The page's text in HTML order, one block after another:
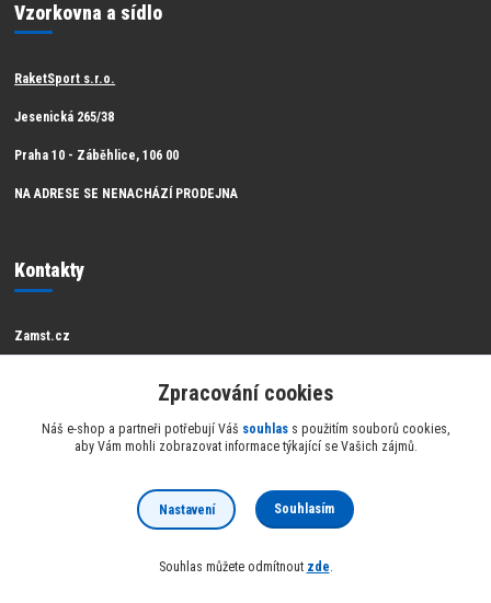
Vzorkovna a sídlo
RaketSport s.r.o.
Jesenická 265/38
Praha 10 - Záběhlice, 106 00
NA ADRESE SE NENACHÁZÍ PRODEJNA
Kontakty
Zamst.cz
Zákaznická podpora Zamst
info@raketsport.cz
Vytvořeno na
Eshop-rychle.cz
Zpracování cookies
Náš e-shop a partneři potřebují Váš souhlass použitím souborů cookies,
aby Vám mohli zobrazovat informace týkající se Vašich zájmů.
Nastavení Souhlasím
Souhlas můžete odmítnout zde